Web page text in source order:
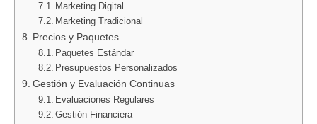
Marketing Digital
Marketing Tradicional
Precios y Paquetes
Paquetes Estándar
Presupuestos Personalizados
Gestión y Evaluación Continuas
Evaluaciones Regulares
Gestión Financiera